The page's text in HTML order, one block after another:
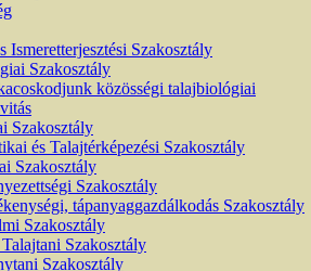
Ismeretterjesztési Szakosztály
Szakosztály
közösségi talajbiológiai
Szakosztály
és Talajtérképezési Szakosztály
Szakosztály
Szakosztály
tápanyaggazdálkodás Szakosztály
Szakosztály
Szakosztály
Szakosztály